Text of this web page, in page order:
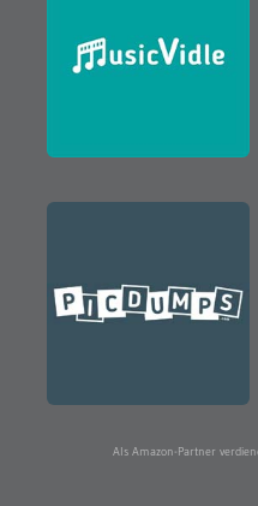
Als Amazon-Partner